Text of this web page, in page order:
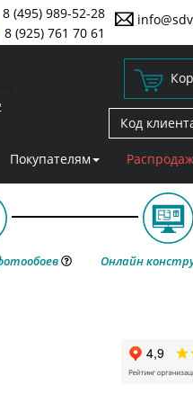
8 (495) 989-52-28
8 (925) 761 70 61
Код
Покупателям
Онлайн